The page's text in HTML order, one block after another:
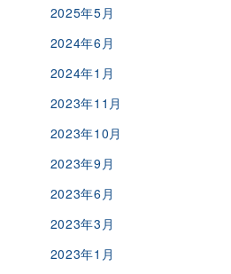
2025年5月
2024年6月
2024年1月
2023年11月
2023年10月
2023年9月
2023年6月
2023年3月
2023年1月